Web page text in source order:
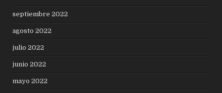
septiembre 2022
agosto 2022
julio 2022
junio 2022
mayo 2022